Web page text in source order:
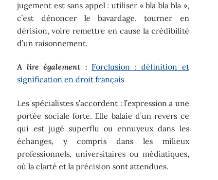
jugement est sans appel : utiliser « bla bla bla »,
c’est dénoncer le bavardage, tourner en
dérision, voire remettre en cause la crédibilité
d’un raisonnement.
A lire également : Forclusion : définition et
signification en droit français
Les spécialistes s’accordent : l’expression a une
portée sociale forte. Elle balaie d’un revers ce
qui est jugé superflu ou ennuyeux dans les
échanges, y compris dans les milieux
professionnels, universitaires ou médiatiques,
où la clarté et la précision sont attendues.